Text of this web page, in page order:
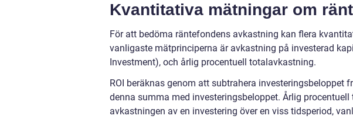
Kvantitativa mätningar om
För att bedöma räntefondens avkastning kan flera
vanligaste mätprinciperna är avkastning på investerad
Investment), och årlig procentuell totalavkastning.
ROI beräknas genom att subtrahera investeringsbeloppet
denna summa med investeringsbeloppet. Årlig
avkastningen av en investering över en viss tidsperiod,